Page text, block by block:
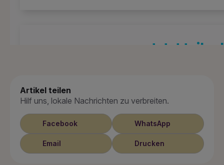
Artikel teilen
Hilf uns, lokale Nachrichten zu verbreiten.
Facebook WhatsApp
Email Drucken